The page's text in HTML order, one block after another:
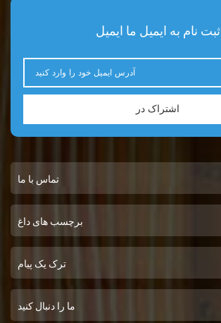
ثبت نام به ایمیل ما ایمیل
اشتراک در
تماس با ما
برچسب های داغ
ترک یک پیام
ما را دنبال کنید